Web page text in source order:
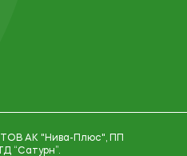
ТОВ АК "Нива-Плюс", ПП
“Сатурн”.